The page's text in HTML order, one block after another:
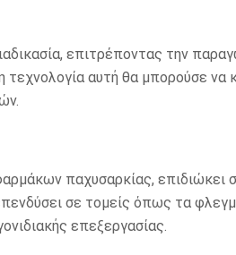
επιτρέποντας την
αυτή θα μπορούσε να
παχυσαρκίας, επιδιώκει
σε τομείς όπως τα
επεξεργασίας.